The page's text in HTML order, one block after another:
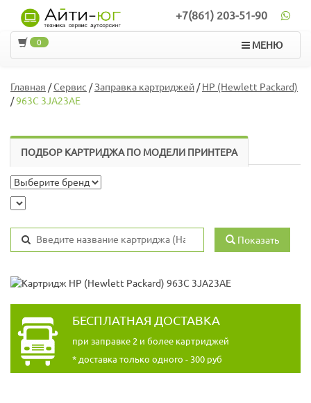
+7(861) 203-51-90
МЕНЮ
0
Главная /Сервис /Заправка картриджей/HP (Hewlett Packard)
/963C 3JA23AE
ПОДБОР КАРТРИДЖА ПО МОДЕЛИ ПРИНТЕРА
Показать
БЕСПЛАТНАЯ ДОСТАВКА
при заправке 2 и более картриджей
* доставка только одного - 300 руб